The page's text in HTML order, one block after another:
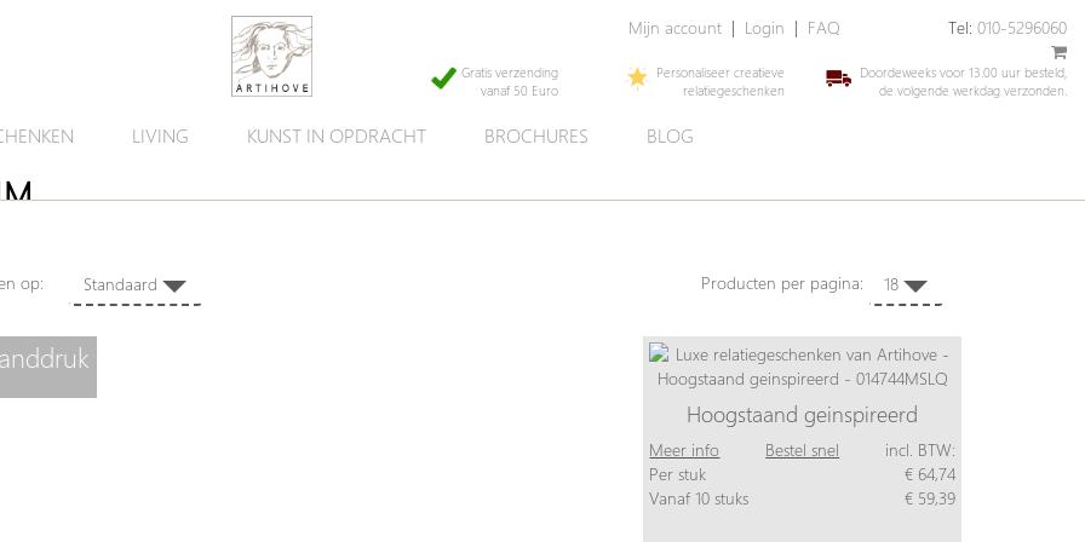
Mijn account Login FAQ Tel: 010-5296060
Gratis verzending
vanaf 50 Euro
Personaliseer creatieve
relatiegeschenken
Doordeweeks voor 13.00 uur besteld,
de volgende werkdag verzonden.
LIVING KUNST IN OPDRACHT BROCHURES BLOG
op: Standaard Producten per pagina: 18
Hoogstaand geinspireerd
Meer info Bestel snel
incl. BTW:
Per stuk
€ 64,74
Vanaf 10 stuks
€ 59,39